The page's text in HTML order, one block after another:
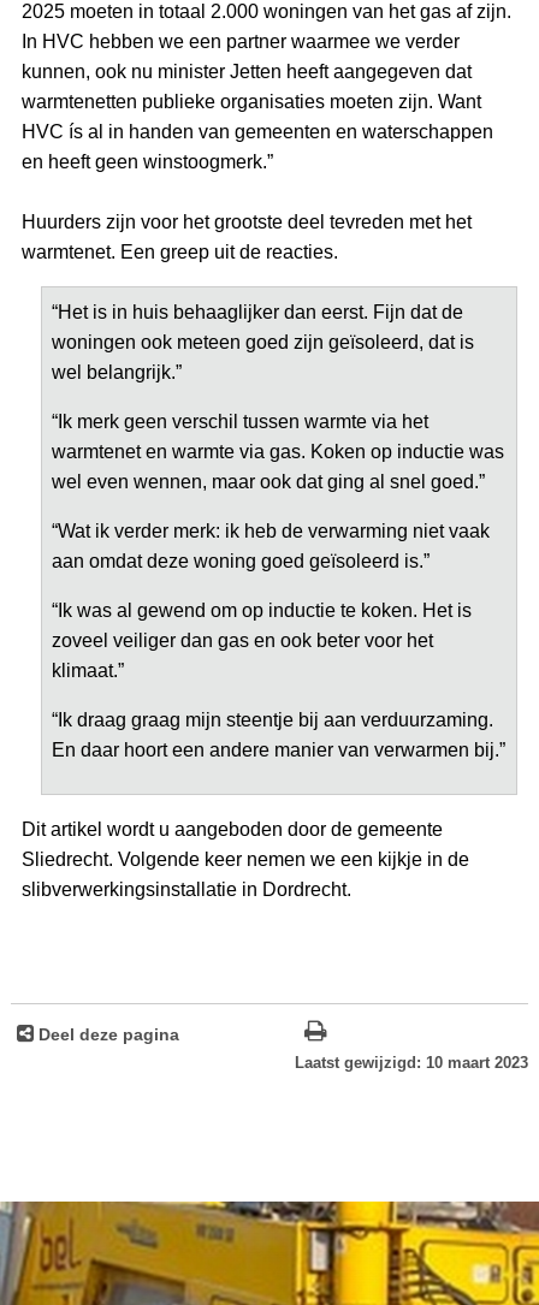
2025 moeten in totaal 2.000 woningen van het gas af zijn.
In HVC hebben we een partner waarmee we verder
kunnen, ook nu minister Jetten heeft aangegeven dat
warmtenetten publieke organisaties moeten zijn. Want
HVC ís al in handen van gemeenten en waterschappen
en heeft geen winstoogmerk.”
Huurders zijn voor het grootste deel tevreden met het
warmtenet. Een greep uit de reacties.
“Het is in huis behaaglijker dan eerst. Fijn dat de
woningen ook meteen goed zijn geïsoleerd, dat is
wel belangrijk.”
“Ik merk geen verschil tussen warmte via het
warmtenet en warmte via gas. Koken op inductie was
wel even wennen, maar ook dat ging al snel goed.”
“Wat ik verder merk: ik heb de verwarming niet vaak
aan omdat deze woning goed geïsoleerd is.”
“Ik was al gewend om op inductie te koken. Het is
zoveel veiliger dan gas en ook beter voor het
klimaat.”
“Ik draag graag mijn steentje bij aan verduurzaming.
En daar hoort een andere manier van verwarmen bij.”
Dit artikel wordt u aangeboden door de gemeente
Sliedrecht. Volgende keer nemen we een kijkje in de
slibverwerkingsinstallatie in Dordrecht.
Deel deze pagina
Laatst gewijzigd: 10 maart 2023